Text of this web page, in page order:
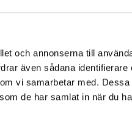
och annonserna till
även sådana identifierare
vi samarbetar med.
de har samlat in när du
IFISH